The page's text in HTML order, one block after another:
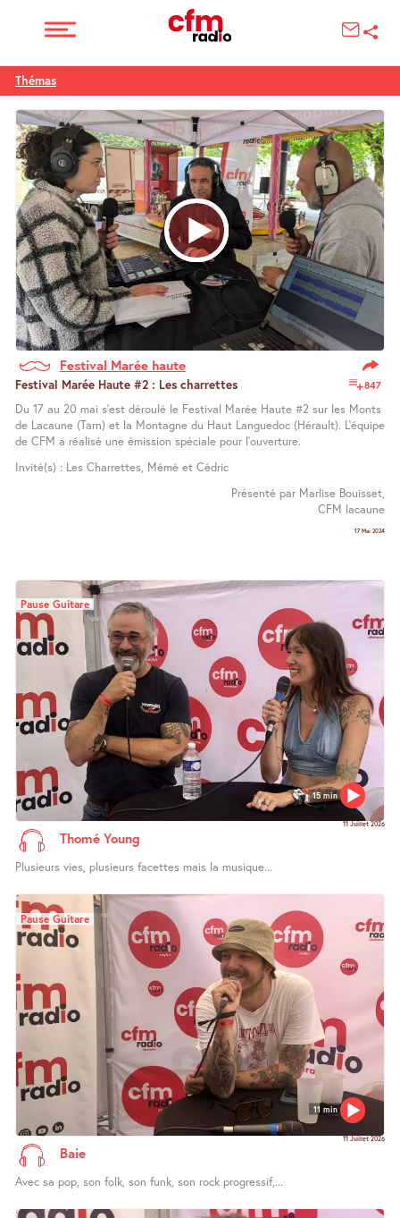
Thémas
Festival Marée haute
847
Festival Marée Haute #2 : Les charrettes
Du 17 au 20 mai s’est déroulé le Festival Marée Haute #2 sur les Monts
de Lacaune (Tarn) et la Montagne du Haut Languedoc (Hérault). L’équipe
de CFM a réalisé une émission spéciale pour l’ouverture.
Invité(s) : Les Charrettes, Mémé et Cédric
Présenté par Marlise Bouisset,
CFM lacaune
17 Mai 2024
15 min
Pause Guitare
11 Juillet 2026
Thomé Young
Plusieurs vies, plusieurs facettes mais la musique...
11 min
Pause Guitare
11 Juillet 2026
Baie
Avec sa pop, son folk, son funk, son rock progressif,...